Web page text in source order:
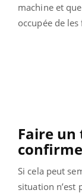
machine et
occupée de les
Faire un
Si cela peut
situation n’est